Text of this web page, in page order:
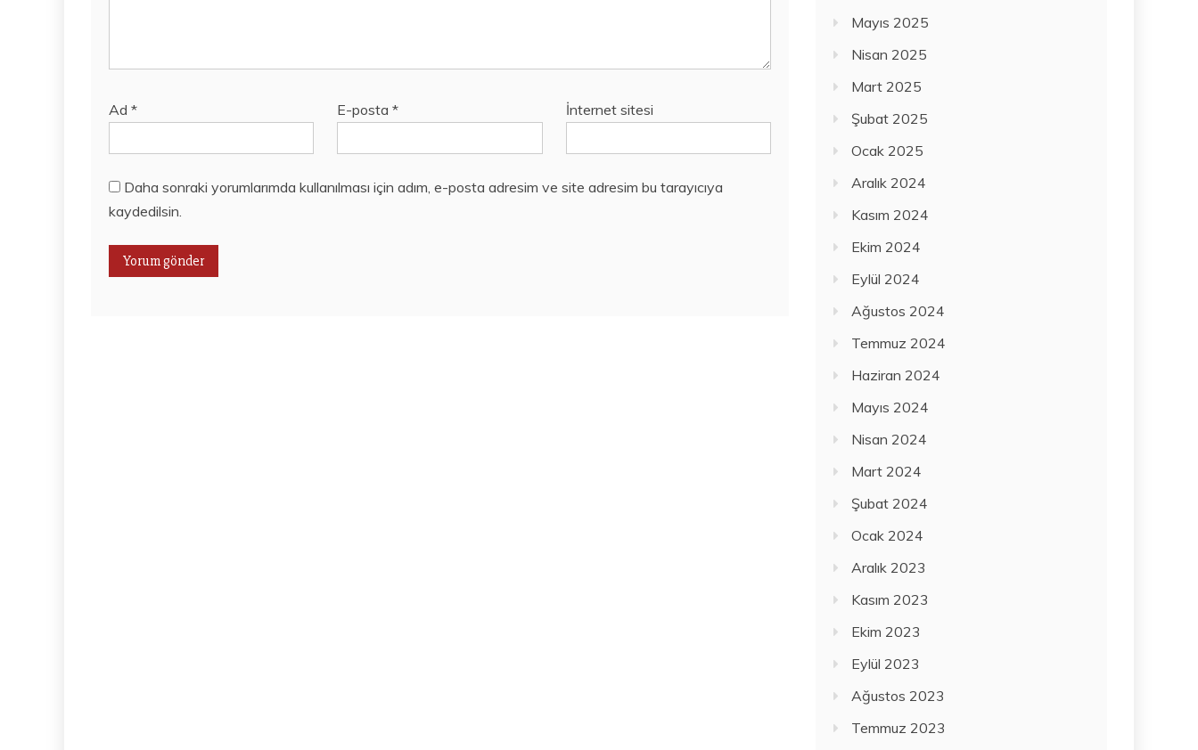
Ad * E-posta* İnternet sitesi
Daha sonraki yorumlarımda kullanılması için adım, e-posta adresim ve site adresim bu tarayıcıya
kaydedilsin.
Mayıs 2025
Nisan 2025
Mart 2025
Şubat 2025
Ocak 2025
Aralık 2024
Kasım 2024
Ekim 2024
Eylül 2024
Ağustos 2024
Temmuz 2024
Haziran 2024
Mayıs 2024
Nisan 2024
Mart 2024
Şubat 2024
Ocak 2024
Aralık 2023
Kasım 2023
Ekim 2023
Eylül 2023
Ağustos 2023
Temmuz 2023